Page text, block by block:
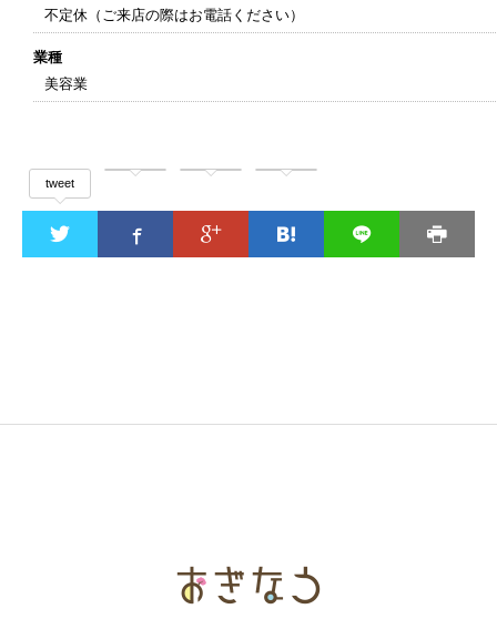
不定休（ご来店の際はお電話ください）
業種
美容業
tweet